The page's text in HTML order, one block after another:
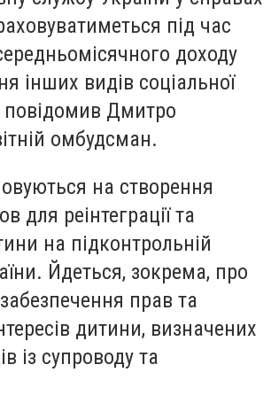
під час
доходу
інших видів соціальної
повідомив Дмитро
омбудсман.
на створення
для реінтеграції та
на підконтрольній
Йдеться, зокрема, про
прав та
дитини, визначених
із супроводу та